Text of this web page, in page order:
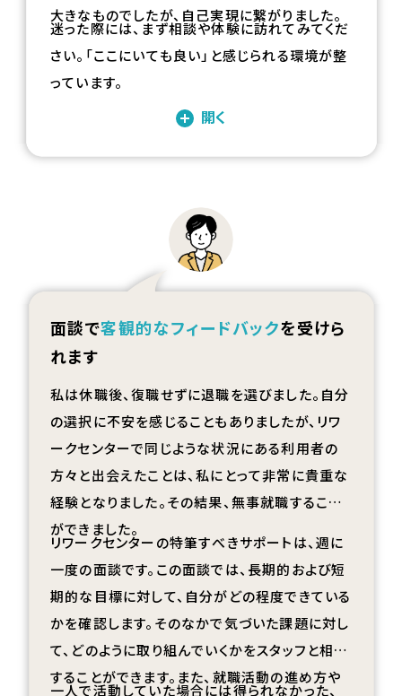
大きなものでしたが、自己実現に繋がりました。
迷った際には、まず相談や体験に訪れてみてくだ
さい。「ここにいても良い」と感じられる環境が整
っています。
開く
面談で客観的なフィードバックを受けら
れます
私は休職後、復職せずに退職を選びました。自分
の選択に不安を感じることもありましたが、リワ
ークセンターで同じような状況にある利用者の
方々と出会えたことは、私にとって非常に貴重な
経験となりました。その結果、無事就職すること
ができました。
リワークセンターの特筆すべきサポートは、週に
一度の面談です。この面談では、長期的および短
期的な目標に対して、自分がどの程度できている
かを確認します。そのなかで気づいた課題に対し
て、どのように取り組んでいくかをスタッフと相談
することができます。また、就職活動の進め方や
一人で活動していた場合には得られなかった、